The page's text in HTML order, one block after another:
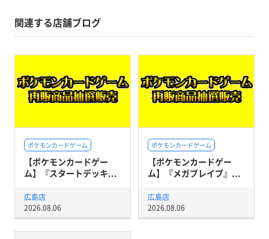
関連する店舗ブログ
ポケモンカードゲーム
【ポケモンカードゲー
ム】『スタートデッキ...
広島店
2026.08.06
ポケモンカードゲーム
【ポケモンカードゲー
ム】『メガブレイブ』...
広島店
2026.08.06